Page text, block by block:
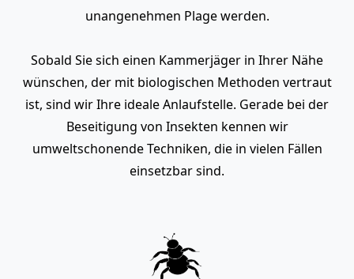
unangenehmen Plage werden.
Sobald Sie sich einen Kammerjäger in Ihrer Nähe
wünschen, der mit biologischen Methoden vertraut
ist, sind wir Ihre ideale Anlaufstelle. Gerade bei der
Beseitigung von Insekten kennen wir
umweltschonende Techniken, die in vielen Fällen
einsetzbar sind.